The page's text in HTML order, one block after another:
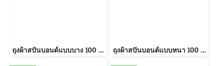
ถุงผ้าสปันบอนด์แบบบาง 100 ใบ ราคาส่ง ถุงผ้าสปันบอนด์แบบหนา 100 ใบ (แพ็ค)